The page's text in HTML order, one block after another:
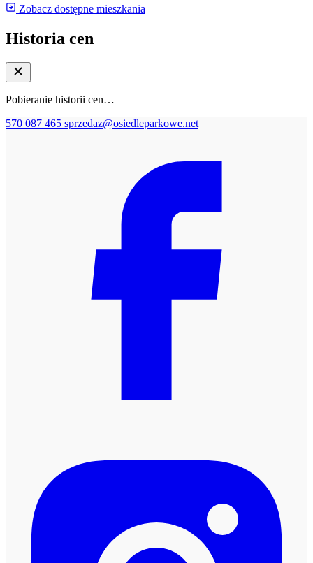
Zobacz dostępne mieszkania
Historia cen
Pobieranie historii cen…
570 087 465 sprzedaz@osiedleparkowe.net